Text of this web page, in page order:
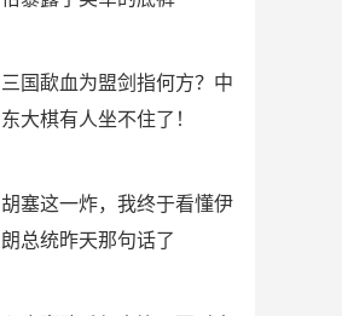
三国歃血为盟剑指何方？中
东大棋有人坐不住了！
胡塞这一炸，我终于看懂伊
朗总统昨天那句话了